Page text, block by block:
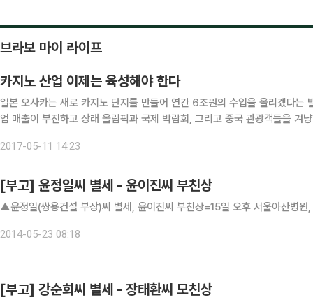
브라보 마이 라이프
카지노 산업 이제는 육성해야 한다
일본 오사카는 새로 카지노 단지를 만들어 연간 6조원의 수입을 올리겠다는
업 매출이 부진하고 장래 올림픽과 국제 박람회, 그리고 중국 관광객들을 겨
2017-05-11 14:23
[부고] 윤정일씨 별세 - 윤이진씨 부친상
▲윤정일(쌍용건설 부장)씨 별세, 윤이진씨 부친상=15일 오후 서울아산
2014-05-23 08:18
[부고] 강순희씨 별세 - 장태환씨 모친상